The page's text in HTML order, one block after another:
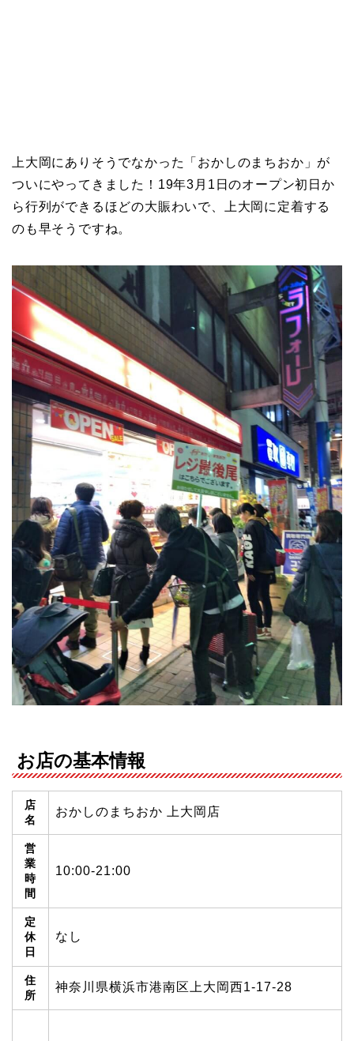
上大岡にありそうでなかった「おかしのまちおか」が
ついにやってきました！19年3月1日のオープン初日か
ら行列ができるほどの大賑わいで、上大岡に定着する
のも早そうですね。
お店の基本情報
店
名
おかしのまちおか 上大岡店
営
業
時
間
10:00-21:00
定
休
日
なし
住
所
神奈川県横浜市港南区上大岡西1-17-28